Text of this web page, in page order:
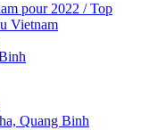
pour 2022 / Top
Vietnam
Quang Binh